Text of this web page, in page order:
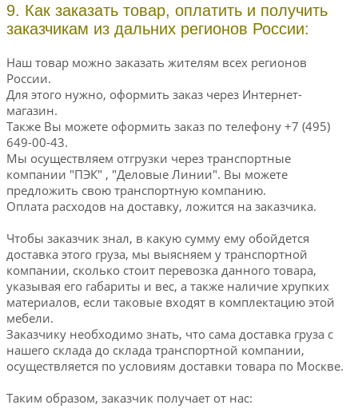
9. Как заказать товар, оплатить и получить
заказчикам из дальних регионов России:
Наш товар можно заказать жителям всех регионов
России.
Для этого нужно, оформить заказ через Интернет-
магазин.
Также Вы можете оформить заказ по телефону +7 (495)
649-00-43.
Мы осуществляем отгрузки через транспортные
компании "ПЭК" , "Деловые Линии". Вы можете
предложить свою транспортную компанию.
Оплата расходов на доставку, ложится на заказчика.
Чтобы заказчик знал, в какую сумму ему обойдется
доставка этого груза, мы выясняем у транспортной
компании, сколько стоит перевозка данного товара,
указывая его габариты и вес, а также наличие хрупких
материалов, если таковые входят в комплектацию этой
мебели.
Заказчику необходимо знать, что сама доставка груза с
нашего склада до склада транспортной компании,
осуществляется по условиям доставки товара по Москве.
Таким образом, заказчик получает от нас: